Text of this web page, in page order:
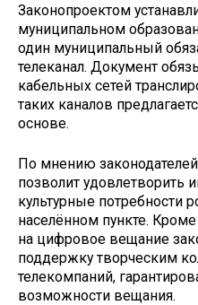
Законопроектом
муниципальном
один муниципальный
телеканал. Документ
кабельных сетей
таких каналов
основе.
По мнению
позволит
культурные потребности
населённом пункте.
на цифровое вещание
поддержку творческим
телекомпаний,
возможности вещания.